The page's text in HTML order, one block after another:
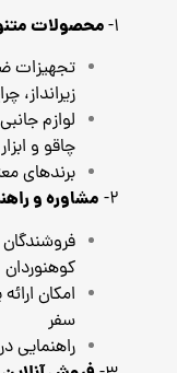
1- محصولات
تجهیزات
زیرانداز،
لوازم
چاقو و
برندهای
2- مشاوره و
کوهنوردان
امکان
سفر
راهنمایی